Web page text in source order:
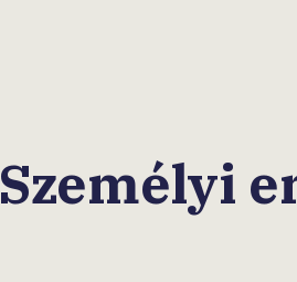
Személyi